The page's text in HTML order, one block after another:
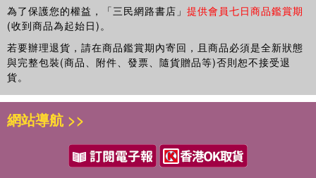
為了保護您的權益，「三民網路書店」 提供會員七日商品鑑賞期
(收到商品為起始日)。
若要辦理退貨，請在商品鑑賞期內寄回，且商品必須是全新狀態
與完整包裝(商品、附件、發票、隨貨贈品等)否則恕不接受退
貨。
網站導航 >>